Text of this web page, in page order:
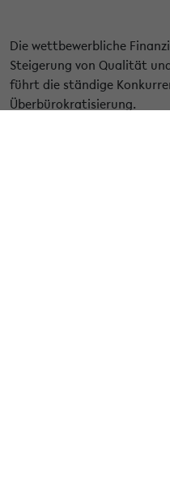
Die wettbewerbliche
Steigerung von Qualität
führt die ständige
Überbürokratisierung.